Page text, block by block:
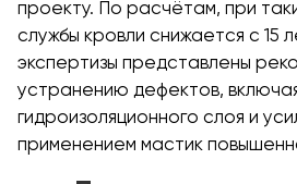
проекту. По расчётам, при
службы кровли снижается с 15
экспертизы представлены
устранению дефектов,
гидроизоляционного слоя и
применением мастик